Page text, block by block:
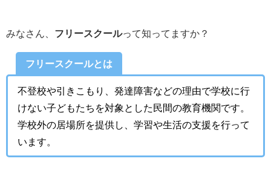
みなさん、 フリースクールって知ってますか？
フリースクールとは
不登校や引きこもり、発達障害などの理由で学校に行
けない子どもたちを対象とした民間の教育機関です。
学校外の居場所を提供し、学習や生活の支援を行って
います。